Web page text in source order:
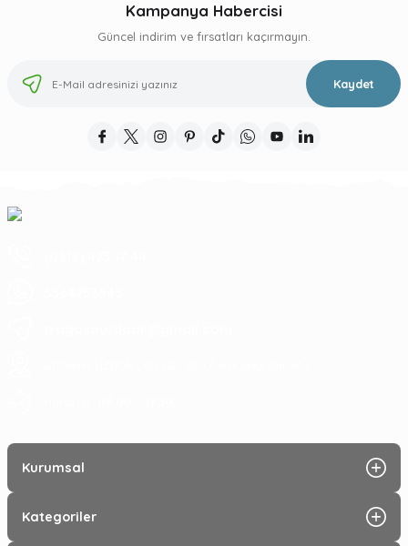
Kampanya Habercisi
Güncel indirim ve fırsatları kaçırmayın.
Kaydet
Kurumsal
Kategoriler